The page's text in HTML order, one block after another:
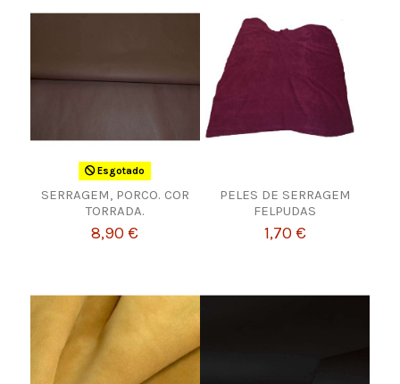
Esgotado
SERRAGEM, PORCO. COR
TORRADA.
8,90 €
PELES DE SERRAGEM
FELPUDAS
1,70 €